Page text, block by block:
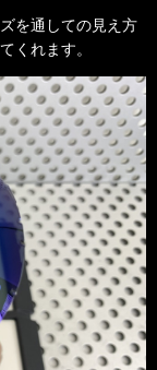
を通しての見え方
くれます。